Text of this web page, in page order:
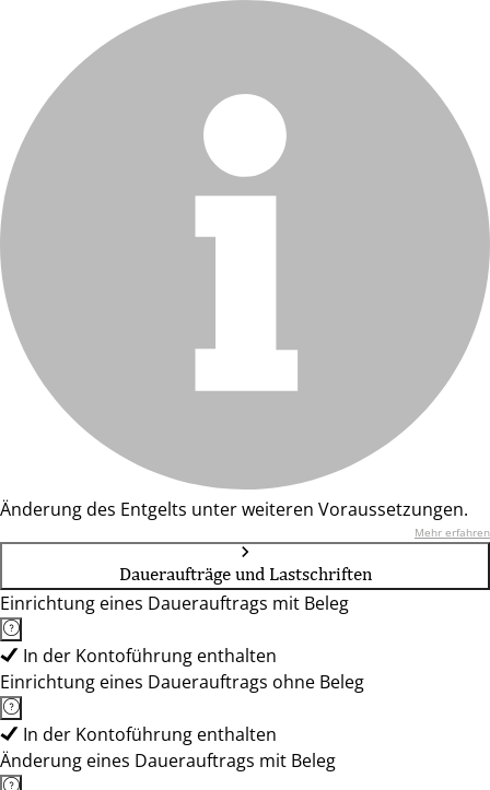
Änderung des Entgelts unter weiteren Voraussetzungen.
Mehr erfahren
Daueraufträge und Lastschriften
Einrichtung eines Dauerauftrags mit Beleg
In der Kontoführung enthalten
Einrichtung eines Dauerauftrags ohne Beleg
In der Kontoführung enthalten
Änderung eines Dauerauftrags mit Beleg